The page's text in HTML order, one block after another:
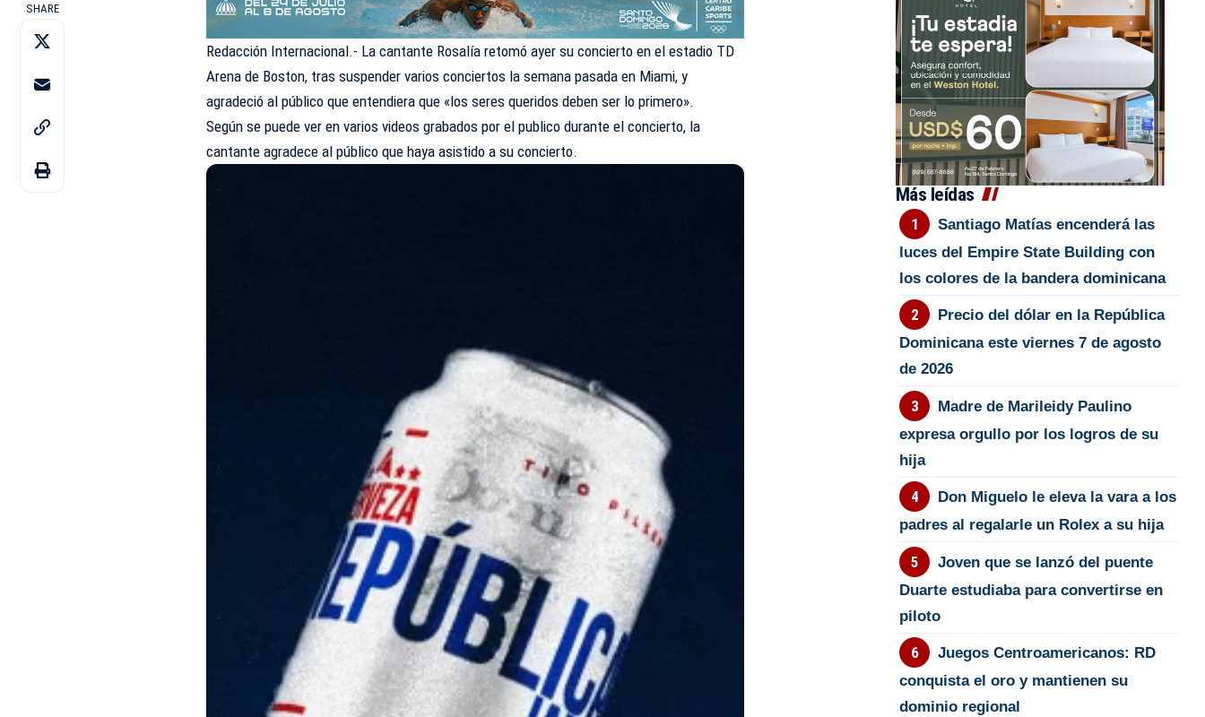
SHARE
Redacción Internacional.- La cantante Rosalía retomó ayer su concierto en el estadio TD
Arena de Boston, tras suspender varios conciertos la semana pasada en Miami, y
agradeció al público que entendiera que «los seres queridos deben ser lo primero».
Según se puede ver en varios videos grabados por el publico durante el concierto, la
cantante agradece al público que haya asistido a su concierto.
Más leídas
Santiago Matías encenderá las
luces del Empire State Building con
los colores de la bandera dominicana
Precio del dólar en la República
Dominicana este viernes 7 de agosto
de 2026
Madre de Marileidy Paulino
expresa orgullo por los logros de su
hija
Don Miguelo le eleva la vara a los
padres al regalarle un Rolex a su hija
Joven que se lanzó del puente
Duarte estudiaba para convertirse en
piloto
Juegos Centroamericanos: RD
conquista el oro y mantienen su
dominio regional